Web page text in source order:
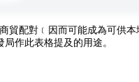
貿配對﹝因而可能成為可供
作此表格提及的用途。